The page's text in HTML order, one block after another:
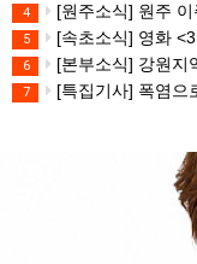
4 [원주소식] 원주
5 [속초소식] 영화
6 [본부소식] 강원지
7 [특집기사] 폭염으